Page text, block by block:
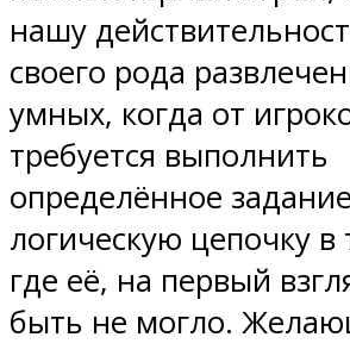
нашу
своего рода
умных, когда от
требуется выполнить
определённое
логическую цепочку в
где её, на первый
быть не могло.